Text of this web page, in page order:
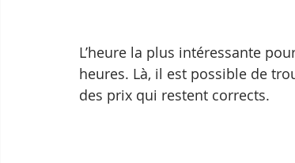
L’heure la plus intéressante
heures. Là, il est possible de
des prix qui restent corrects.